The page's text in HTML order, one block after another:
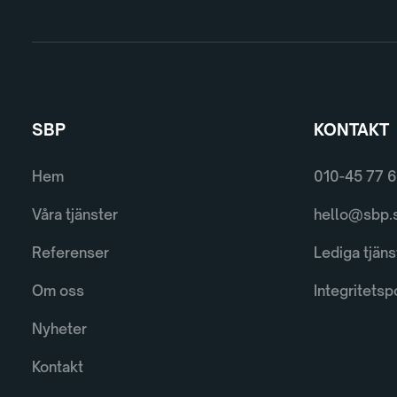
SBP
Hem
Våra tjänster
Referenser
Om oss
Nyheter
Kontakt
KONTAKT
010-45 77
Lediga